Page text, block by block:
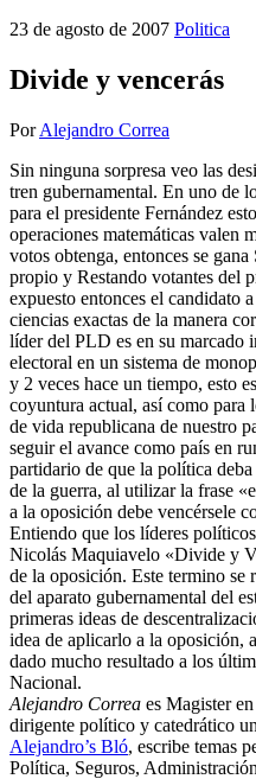
23 de agosto de 2007 Politica
Divide y vencerás
PorAlejandro Correa
Sin ninguna sorpresa veo las
tren gubernamental. En uno de
para el presidente Fernández
operaciones matemáticas valen
votos obtenga, entonces se
propio y Restando votantes del
expuesto entonces el candidato
ciencias exactas de la manera
líder del PLD es en su marcado
electoral en un sistema de
y 2 veces hace un tiempo, esto
coyuntura actual, así como para
de vida republicana de nuestro
seguir el avance como país en
partidario de que la política
de la guerra, al utilizar la frase
a la oposición debe vencérsele
Entiendo que los líderes
Nicolás Maquiavelo «Divide y
de la oposición. Este termino se
del aparato gubernamental del
primeras ideas de
idea de aplicarlo a la oposición,
dado mucho resultado a los
Nacional.
Alejandro Correa es Magister
dirigente político y catedrático
Alejandro’s Bló, escribe temas
Política, Seguros,